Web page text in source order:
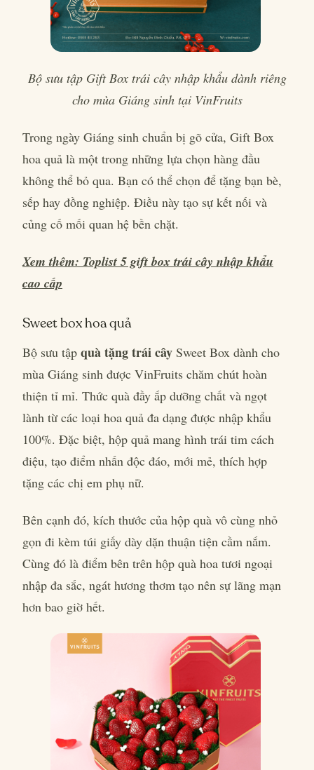
Bộ sưu tập Gift Box trái cây nhập khẩu dành riêng
cho mùa Giáng sinh tại VinFruits
Trong ngày Giáng sinh chuẩn bị gõ cửa, Gift Box
hoa quả là một trong những lựa chọn hàng đầu
không thể bỏ qua. Bạn có thể chọn để tặng bạn bè,
sếp hay đồng nghiệp. Điều này tạo sự kết nối và
củng cố mối quan hệ bền chặt.
Xem thêm: Toplist 5 gift box trái cây nhập khẩu
cao cấp
Sweet box hoa quả
Bộ sưu tập quà tặng trái cây Sweet Box dành cho
mùa Giáng sinh được VinFruits chăm chút hoàn
thiện tỉ mỉ. Thức quà đầy ắp dưỡng chất và ngọt
lành từ các loại hoa quả đa dạng được nhập khẩu
100%. Đặc biệt, hộp quả mang hình trái tim cách
điệu, tạo điểm nhấn độc đáo, mới mẻ, thích hợp
tặng các chị em phụ nữ.
Bên cạnh đó, kích thước của hộp quà vô cùng nhỏ
gọn đi kèm túi giấy dày dặn thuận tiện cầm nắm.
Cùng đó là điểm bên trên hộp quà hoa tươi ngoại
nhập đa sắc, ngát hương thơm tạo nên sự lãng mạn
hơn bao giờ hết.